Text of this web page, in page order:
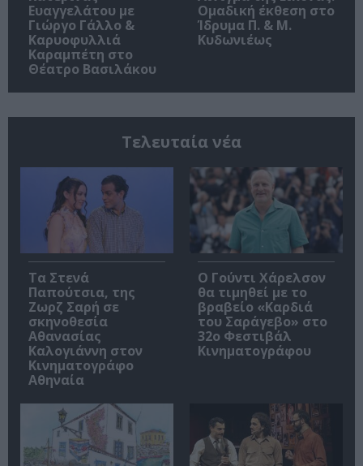
Ευαγγελάτου με
Γιώργο Γάλλο &
Καρυοφυλλιά
Καραμπέτη στο
Θέατρο Βασιλάκου
Ομαδική έκθεση στο
Ίδρυμα Π. & Μ.
Κυδωνιέως
Τελευταία νέα
Τα Στενά
Παπούτσια, της
Ζωρζ Σαρή σε
σκηνοθεσία
Αθανασίας
Καλογιάννη στον
Κινηματογράφο
Αθηναία
Ο Γούντι Χάρελσον
θα τιμηθεί με το
βραβείο «Καρδιά
του Σαράγεβο» στο
32ο Φεστιβάλ
Κινηματογράφου